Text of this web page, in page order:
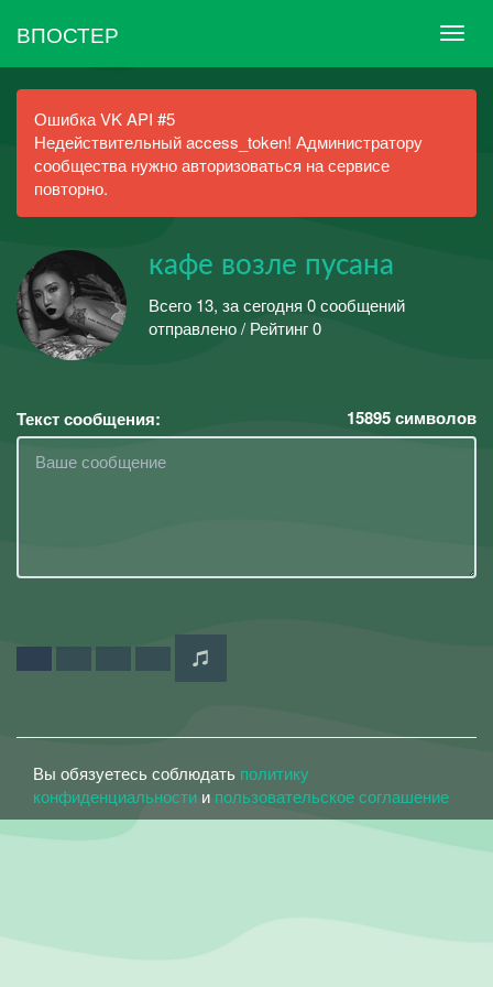
ВПОСТЕР
Ошибка VK API #5
Недействительный access_token! Администратору
сообщества нужно авторизоваться на сервисе
повторно.
кафе возле пусана
Всего 13, за сегодня 0 сообщений
отправлено / Рейтинг 0
Текст сообщения: 15895символов
Вы обязуетесь соблюдать политику
конфиденциальности и пользовательское соглашение